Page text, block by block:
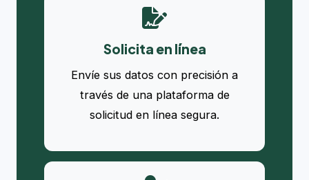
Solicita en línea
Envíe sus datos con precisión a
través de una plataforma de
solicitud en línea segura.